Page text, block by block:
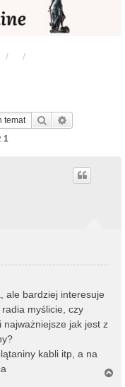
Szukaj
1
ale bardziej interesuje
myślicie, czy
najważniejsze jak jest z
kabli itp, a na